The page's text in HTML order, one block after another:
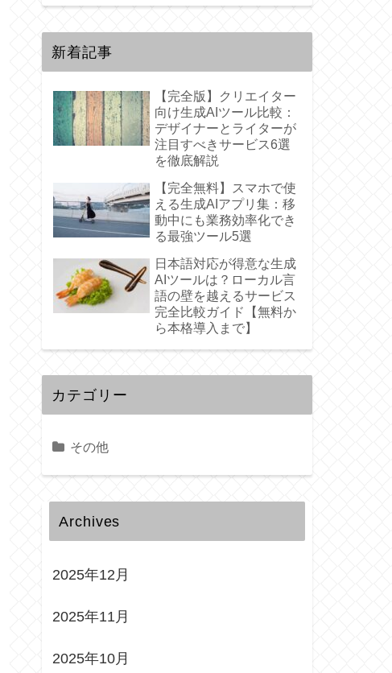
新着記事
【完全版】クリエイター
向け生成AIツール比較：
デザイナーとライターが
注目すべきサービス6選
を徹底解説
【完全無料】スマホで使
える生成AIアプリ集：移
動中にも業務効率化でき
る最強ツール5選
日本語対応が得意な生成
AIツールは？ローカル言
語の壁を越えるサービス
完全比較ガイド【無料か
ら本格導入まで】
カテゴリー
その他
Archives
2025年12月
2025年11月
2025年10月